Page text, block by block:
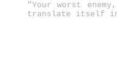
"Your worst
translate itself